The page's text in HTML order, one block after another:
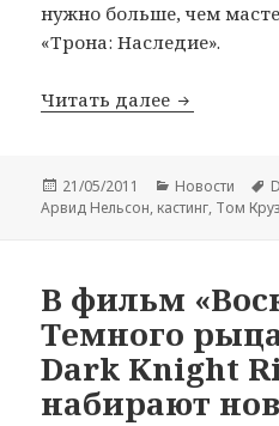
нужно больше, чем
«Трона: Наследие».
Читать далее Том Круз
Опубликовано
21/05/2011 Рубрики
Новости
Арвид Нельсон, кастинг, Том Круз
В фильм
Темного
Dark Knight
набирают